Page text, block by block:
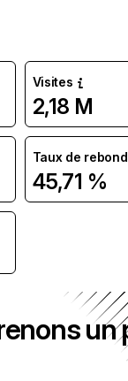
Visites
2,18 M
Taux de rebond
45,71 %
un